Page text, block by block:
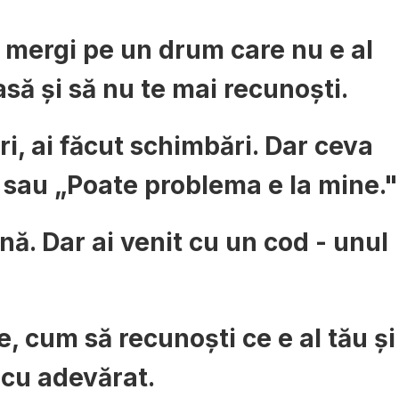
pe un drum care nu e al
și să nu te mai recunoști.
ai făcut schimbări. Dar ceva
„Poate problema e la mine."
Dar ai venit cu un cod - unul
cum să recunoști ce e al tău și
adevărat.